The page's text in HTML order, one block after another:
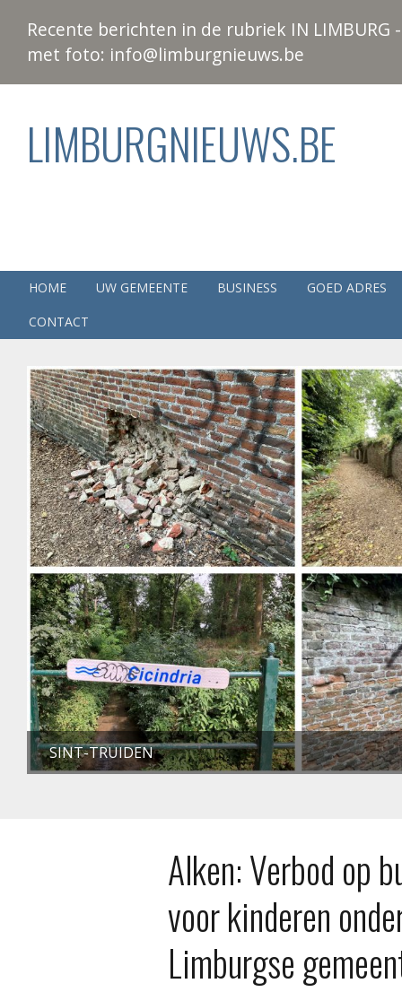
Recente berichten in de rubriek IN
met foto: info@limburgnieuws.be
LIMBURGNIEUWS.BE
HOME UW GEMEENTE BUSINESS
GOED ADRES
CONTACT
SINT-TRUIDEN
Alken: Verbod op
voor kinderen
Limburgse